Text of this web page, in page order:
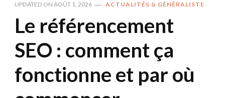
UPDATED ON AOÛT 1, 2026 ACTUALITÉS & GÉNÉRALISTE
Le référencement
SEO : comment ça
fonctionne et par où